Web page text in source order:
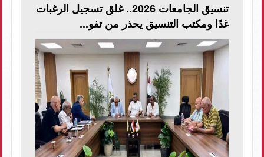
تنسيق الجامعات 2026.. غلق تسجيل الرغبات
غدًا ومكتب التنسيق يحذر من تفو...